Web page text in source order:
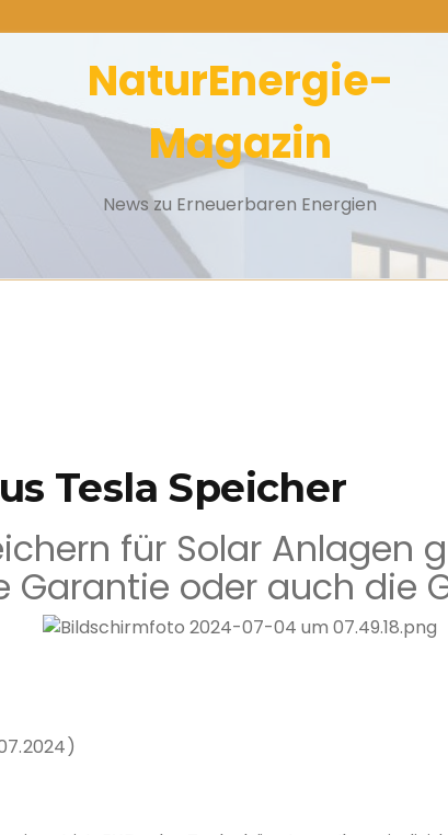
NaturEnergie-
Magazin
News zu Erneuerbaren Energien
Tesla Speicher
für Solar Anlagen
Garantie oder auch die